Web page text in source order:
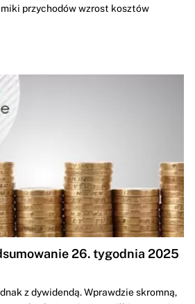
przychodów wzrost kosztów
26. tygodnia 2025
z dywidendą. Wprawdzie skromną,